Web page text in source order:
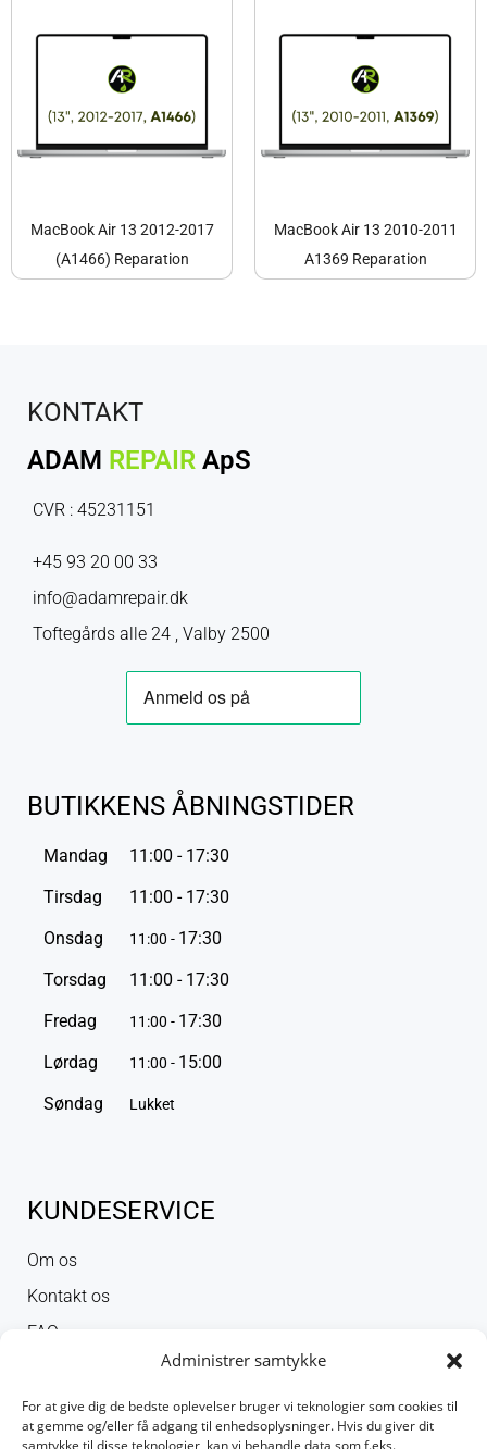
Administrer samtykke
For at give dig de bedste oplevelser bruger vi teknologier som cookies til
at gemme og/eller få adgang til enhedsoplysninger. Hvis du giver dit
samtykke til disse teknologier, kan vi behandle data som f.eks.
MacBook Air 13 2012-2017
(A1466) Reparation
MacBook Air 13 2010-2011
A1369 Reparation
KONTAKT
ADAM REPAIR ApS
CVR : 45231151
+45 93 20 00 33
info@adamrepair.dk
Toftegårds alle 24 , Valby 2500
BUTIKKENS ÅBNINGSTIDER
Mandag
11:00 - 17:30
Tirsdag
11:00 - 17:30
Onsdag
11:00 - 17:30
Torsdag
11:00 - 17:30
Fredag
11:00 - 17:30
Lørdag
11:00 - 15:00
Søndag
Lukket
KUNDESERVICE
Om os
Kontakt os
FAQ
Persondatapolitik
gyldighed